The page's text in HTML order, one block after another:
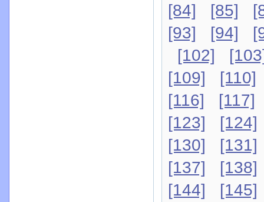
[84]
[85]
[93]
[94]
[102]
[109]
[110]
[116]
[117]
[123]
[124]
[130]
[131]
[137]
[138]
[144]
[145]